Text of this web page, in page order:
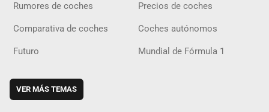
Rumores de coches Precios de coches
Comparativa de coches Coches autónomos
Futuro Mundial de Fórmula 1
VER MÁS TEMAS